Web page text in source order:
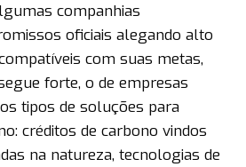
companhias
oficiais alegando alto
com suas metas,
forte, o de empresas
tipos de soluções para
créditos de carbono vindos
na natureza, tecnologias de